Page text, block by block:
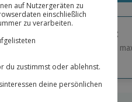
Immer das richtige Geschenk:
Große Auswahl, volle Flexibilität und
Über 9.000 Erlebnisse.